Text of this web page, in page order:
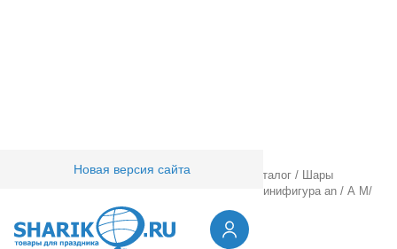
Новая версия сайта
Товары для праздника/ Оптовый каталог /
Шары
Минифигура an / А М/
ФИГУРА HWN Тыква и Черный кот А30